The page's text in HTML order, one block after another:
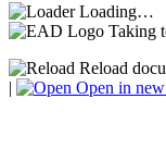
Loading…
Taking
Reload
|
Open in